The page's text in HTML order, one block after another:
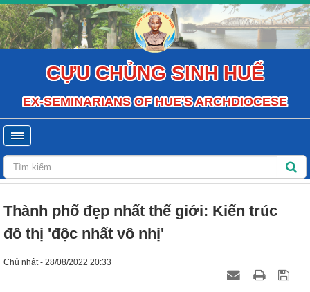
CỰU CHỦNG SINH HUẾ
EX-SEMINARIANS OF HUE'S ARCHDIOCESE
Thành phố đẹp nhất thế giới: Kiến trúc
đô thị 'độc nhất vô nhị'
Chủ nhật - 28/08/2022 20:33